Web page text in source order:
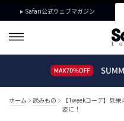
Safari公式ウェブマガジン
ホーム 読みもの
【1weekコーデ】見
姿に！